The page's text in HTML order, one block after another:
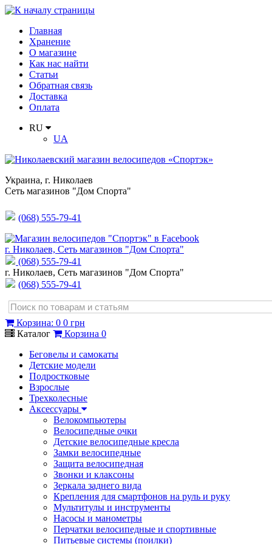
Главная
Хранение
О магазине
Как нас найти
Статьи
Обратная связь
Доставка
Оплата
RU
UA
Украина, г. Николаев
Сеть магазинов "Дом Спорта"
(068) 555-79-41
г. Николаев, Сеть магазинов "Дом Спорта"
(068) 555-79-41
г. Николаев, Сеть магазинов "Дом Спорта"
(068) 555-79-41
Корзина: 0 0 грн
Каталог
Корзина 0
Беговелы и самокаты
Детские модели
Подростковые
Взрослые
Трехколесные
Аксессуары
Велокомпьютеры
Велосипедные очки
Детские велосипедные кресла
Замки велосипедные
Защита велосипедная
Звонки и клаксоны
Зеркала заднего вида
Крепления для смартфонов на руль и руку
Мультитулы и инструменты
Насосы и манометры
Перчатки велосипедные и спортивные
Питьевые системы (поилки)